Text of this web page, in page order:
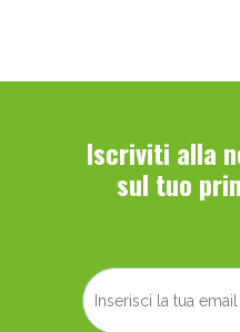
Iscriviti alla
sul tuo